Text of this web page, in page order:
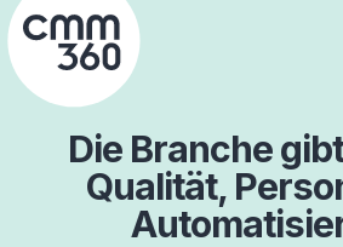
Skip
to
content
Die Branche
Qualität,